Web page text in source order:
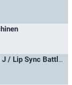
Lip Sync Battle - mit LL Cool J / Lip Sync Battle Shorties - Nick